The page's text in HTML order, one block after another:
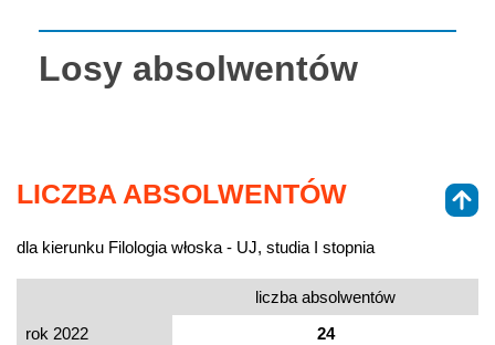
Losy absolwentów
LICZBA ABSOLWENTÓW
dla kierunku Filologia włoska - UJ, studia I stopnia
liczba absolwentów
rok 2022
24